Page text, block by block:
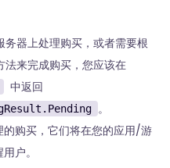
务器上处理购买，或者需要根
法来完成购买，您应该在
中返回
。
的购买，它们将在您的应用/游
户。